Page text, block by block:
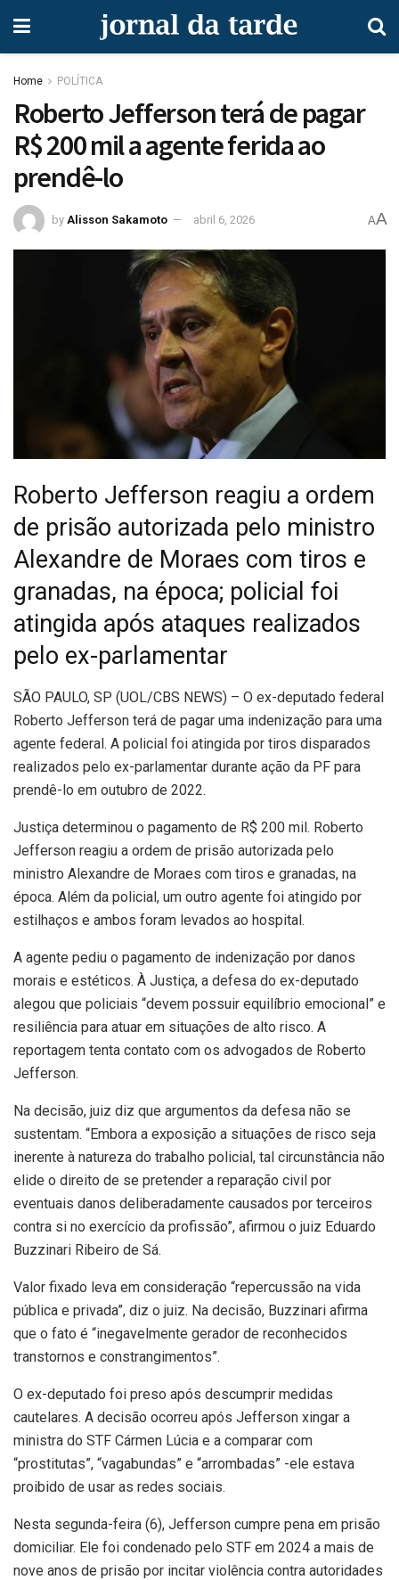
Home POLÍTICA
Roberto Jefferson terá de pagar
R$ 200 mil a agente ferida ao
prendê-lo
by Alisson Sakamoto abril 6, 2026 AA
Roberto Jefferson reagiu a ordem
de prisão autorizada pelo ministro
Alexandre de Moraes com tiros e
granadas, na época; policial foi
atingida após ataques realizados
pelo ex-parlamentar
SÃO PAULO, SP (UOL/CBS NEWS) – O ex-deputado federal
Roberto Jefferson terá de pagar uma indenização para uma
agente federal. A policial foi atingida por tiros disparados
realizados pelo ex-parlamentar durante ação da PF para
prendê-lo em outubro de 2022.
Justiça determinou o pagamento de R$ 200 mil. Roberto
Jefferson reagiu a ordem de prisão autorizada pelo
ministro Alexandre de Moraes com tiros e granadas, na
época. Além da policial, um outro agente foi atingido por
estilhaços e ambos foram levados ao hospital.
A agente pediu o pagamento de indenização por danos
morais e estéticos. À Justiça, a defesa do ex-deputado
alegou que policiais “devem possuir equilíbrio emocional” e
resiliência para atuar em situações de alto risco. A
reportagem tenta contato com os advogados de Roberto
Jefferson.
Na decisão, juiz diz que argumentos da defesa não se
sustentam. “Embora a exposição a situações de risco seja
inerente à natureza do trabalho policial, tal circunstância não
elide o direito de se pretender a reparação civil por
eventuais danos deliberadamente causados por terceiros
contra si no exercício da profissão”, afirmou o juiz Eduardo
Buzzinari Ribeiro de Sá.
Valor fixado leva em consideração “repercussão na vida
pública e privada”, diz o juiz. Na decisão, Buzzinari afirma
que o fato é “inegavelmente gerador de reconhecidos
transtornos e constrangimentos”.
O ex-deputado foi preso após descumprir medidas
cautelares. A decisão ocorreu após Jefferson xingar a
ministra do STF Cármen Lúcia e a comparar com
“prostitutas”, “vagabundas” e “arrombadas” -ele estava
proibido de usar as redes sociais.
Nesta segunda-feira (6), Jefferson cumpre pena em prisão
domiciliar. Ele foi condenado pelo STF em 2024 a mais de
nove anos de prisão por incitar violência contra autoridades